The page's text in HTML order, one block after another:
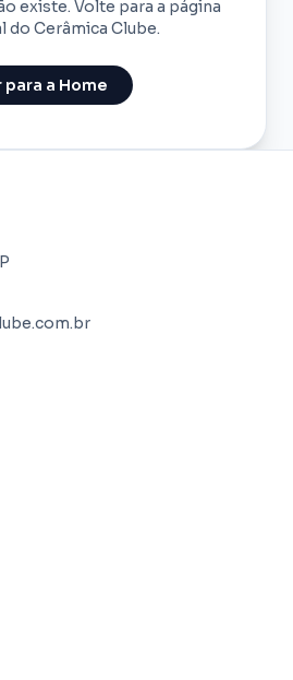
existe. Volte para a página
do Cerâmica Clube.
para a Home